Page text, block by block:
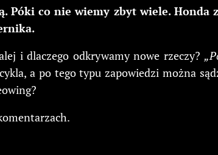
Póki co nie wiemy zbyt wiele.
i dlaczego odkrywamy nowe rzeczy?
a po tego typu zapowiedzi można